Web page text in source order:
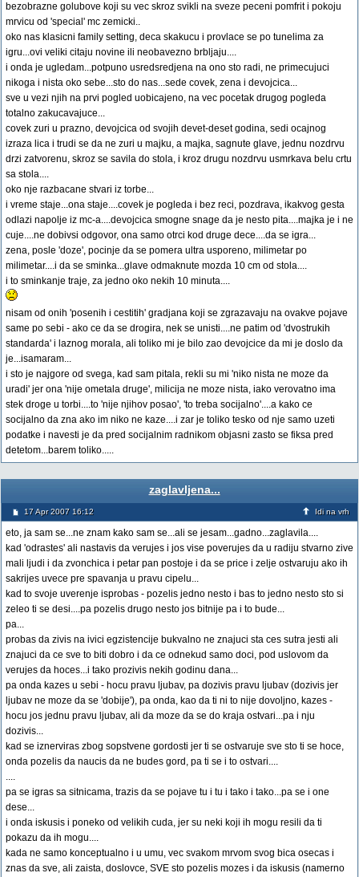
bezobrazne golubove koji su vec skroz svikli na sveze peceni pomfrit i pokoju
mrvicu od 'special' mc zemicki..
oko nas klasicni family setting, deca skakucu i provlace se po tunelima za
igru...ovi veliki citaju novine ili neobavezno brbljaju....
i onda je ugledam...potpuno usredsredjena na ono sto radi, ne primecujuci
nikoga i nista oko sebe...sto do nas...sede covek, zena i devojcica...
sve u vezi njih na prvi pogled uobicajeno, na vec pocetak drugog pogleda
totalno zakucavajuce...
covek zuri u prazno, devojcica od svojih devet-deset godina, sedi ocajnog
izraza lica i trudi se da ne zuri u majku, a majka, sagnute glave, jednu nozdrvu
drzi zatvorenu, skroz se savila do stola, i kroz drugu nozdrvu usmrkava belu crtu
sa stola....
oko nje razbacane stvari iz torbe...
i vreme staje...ona staje....covek je pogleda i bez reci, pozdrava, ikakvog gesta
odlazi napolje iz mc-a....devojcica smogne snage da je nesto pita....majka je i ne
cuje....ne dobivsi odgovor, ona samo otrci kod druge dece....da se igra...
zena, posle 'doze', pocinje da se pomera ultra usporeno, milimetar po
milimetar....i da se sminka...glave odmaknute mozda 10 cm od stola....
i to sminkanje traje, za jedno oko nekih 10 minuta....
nisam od onih 'posenih i cestitih' gradjana koji se zgrazavaju na ovakve pojave
same po sebi - ako ce da se drogira, nek se unisti....ne patim od 'dvostrukih
standarda' i laznog morala, ali toliko mi je bilo zao devojcice da mi je doslo da
je...isamaram...
i sto je najgore od svega, kad sam pitala, rekli su mi 'niko nista ne moze da
uradi' jer ona 'nije ometala druge', milicija ne moze nista, iako verovatno ima
stek droge u torbi....to 'nije njihov posao', 'to treba socijalno'....a kako ce
socijalno da zna ako im niko ne kaze....i zar je toliko tesko od nje samo uzeti
podatke i navesti je da pred socijalnim radnikom objasni zasto se fiksa pred
detetom...barem toliko.....
zaglavljena...
17 Apr 2007 16:12 Idi na vrh
eto, ja sam se...ne znam kako sam se...ali se jesam...gadno...zaglavila....
kad 'odrastes' ali nastavis da verujes i jos vise poverujes da u radiju stvarno zive
mali ljudi i da zvonchica i petar pan postoje i da se price i zelje ostvaruju ako ih
sakrijes uvece pre spavanja u pravu cipelu...
kad to svoje uverenje isprobas - pozelis jedno nesto i bas to jedno nesto sto si
zeleo ti se desi....pa pozelis drugo nesto jos bitnije pa i to bude...
pa...
probas da zivis na ivici egzistencije bukvalno ne znajuci sta ces sutra jesti ali
znajuci da ce sve to biti dobro i da ce odnekud samo doci, pod uslovom da
verujes da hoces...i tako prozivis nekih godinu dana...
pa onda kazes u sebi - hocu pravu ljubav, pa dozivis pravu ljubav (dozivis jer
ljubav ne moze da se 'dobije'), pa onda, kao da ti ni to nije dovoljno, kazes -
hocu jos jednu pravu ljubav, ali da moze da se do kraja ostvari...pa i nju
dozivis...
kad se iznerviras zbog sopstvene gordosti jer ti se ostvaruje sve sto ti se hoce,
onda pozelis da naucis da ne budes gord, pa ti se i to ostvari....
....
pa se igras sa sitnicama, trazis da se pojave tu i tu i tako i tako...pa se i one
dese...
i onda iskusis i poneko od velikih cuda, jer su neki koji ih mogu resili da ti
pokazu da ih mogu....
kada ne samo konceptualno i u umu, vec svakom mrvom svog bica osecas i
znas da sve, ali zaista, doslovce, SVE sto pozelis mozes i da iskusis (namerno